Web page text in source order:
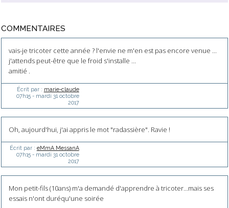
COMMENTAIRES
vais-je tricoter cette année ? l'envie ne m'en est pas encore venue ...
j'attends peut-être que le froid s'installe ...
amitié .
Écrit par : marie-claude
07h15- mardi 31 octobre
2017
Oh, aujourd'hui, j'ai appris le mot "radassière". Ravie !
Écrit par : eMmA MessanA
07h15- mardi 31 octobre
2017
Mon petit-fils (10ans) m'a demandé d'apprendre à tricoter...mais ses
essais n'ont duréqu'une soirée